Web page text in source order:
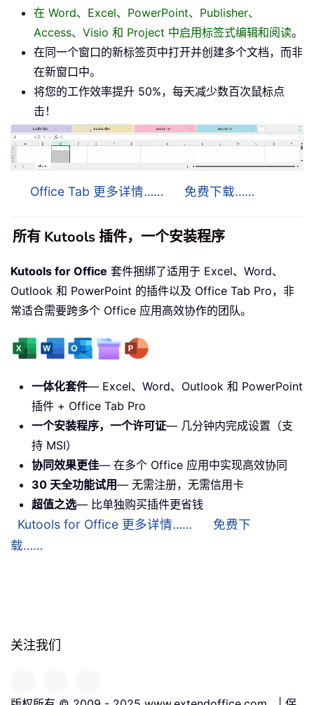
在 Word、Excel、PowerPoint、Publisher、
Access、Visio 和 Project 中启用标签式编辑和阅读。
在同一个窗口的新标签页中打开并创建多个文档，而非
在新窗口中。
将您的工作效率提升 50%，每天减少数百次鼠标点
击！
Office Tab 更多详情…… 免费下载……
所有 Kutools 插件，一个安装程序
Kutools for Office 套件捆绑了适用于 Excel、Word、
Outlook 和 PowerPoint 的插件以及 Office Tab Pro，非
常适合需要跨多个 Office 应用高效协作的团队。
一体化套件— Excel、Word、Outlook 和 PowerPoint
插件 + Office Tab Pro
一个安装程序，一个许可证— 几分钟内完成设置（支
持 MSI）
协同效果更佳— 在多个 Office 应用中实现高效协同
30 天全功能试用— 无需注册，无需信用卡
超值之选— 比单独购买插件更省钱
Kutools for Office 更多详情……
免费下
载……
关注我们